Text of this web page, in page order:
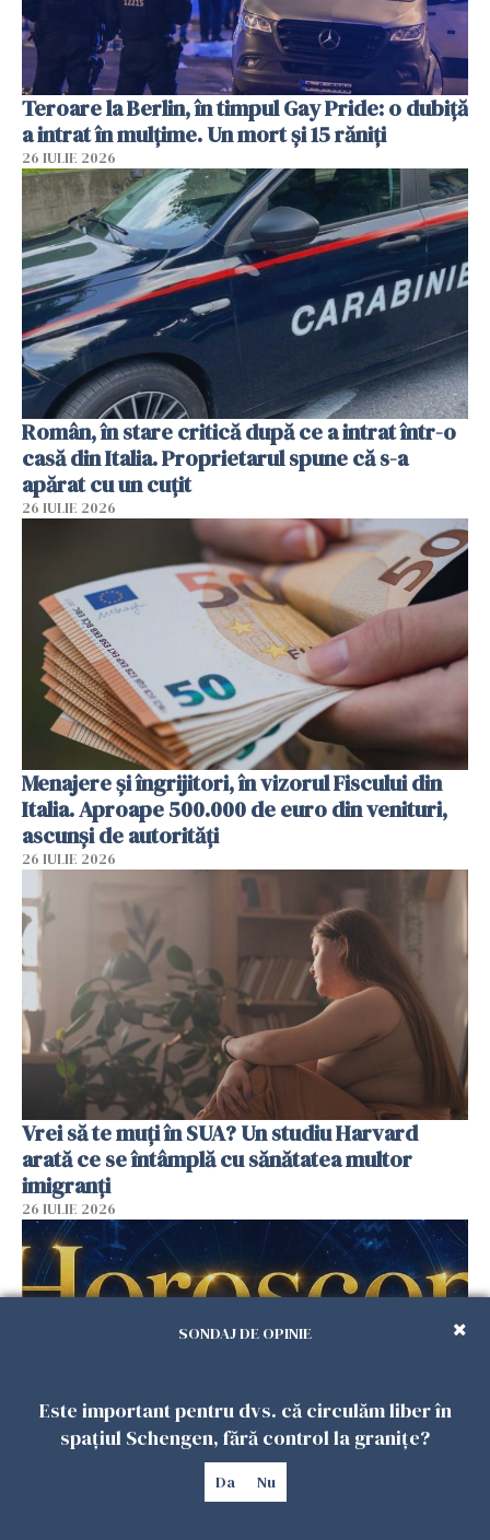
Teroare la Berlin, în timpul Gay Pride: o dubiță
a intrat în mulțime. Un mort și 15 răniți
26 IULIE 2026
Român, în stare critică după ce a intrat într-o
casă din Italia. Proprietarul spune că s-a
apărat cu un cuțit
26 IULIE 2026
Menajere și îngrijitori, în vizorul Fiscului din
Italia. Aproape 500.000 de euro din venituri,
ascunși de autorități
26 IULIE 2026
Vrei să te muți în SUA? Un studiu Harvard
arată ce se întâmplă cu sănătatea multor
imigranți
26 IULIE 2026
Horoscop 27 iulie. Lunea care schimbă ritmul
săptămânii. Universul deschide uși
SONDAJ DE OPINIE
Este important pentru dvs. că circulăm liber în
spațiul Schengen, fără control la granițe?
Da Nu